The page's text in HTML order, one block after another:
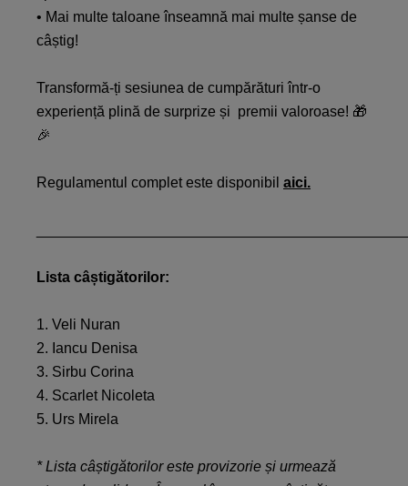
• Mai multe taloane înseamnă mai multe șanse de
câștig!​
Transformă-ți sesiunea de cumpărături într-o
experiență plină de surprize și ​ premii valoroase! 🎁
🎉​​
Regulamentul complet este disponibil aici.
Lista câștigătorilor:
1. Veli Nuran
2. Iancu Denisa
3. Sirbu Corina
4. Scarlet Nicoleta
5. Urs Mirela
* Lista câștigătorilor este provizorie și urmează